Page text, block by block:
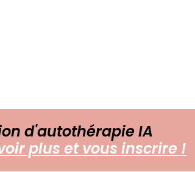
d'autothérapie IA
plus et vous inscrire !